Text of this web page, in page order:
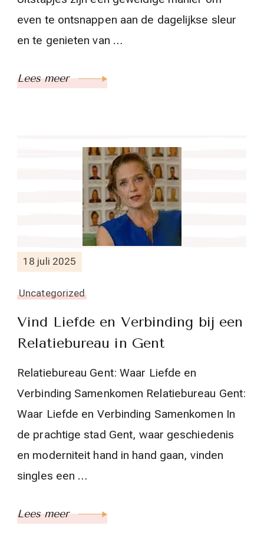
even te ontsnappen aan de dagelijkse sleur
en te genieten van …
Lees meer
18 juli 2025
Uncategorized
Vind Liefde en Verbinding bij een
Relatiebureau in Gent
Relatiebureau Gent: Waar Liefde en
Verbinding Samenkomen Relatiebureau Gent:
Waar Liefde en Verbinding Samenkomen In
de prachtige stad Gent, waar geschiedenis
en moderniteit hand in hand gaan, vinden
singles een …
Lees meer